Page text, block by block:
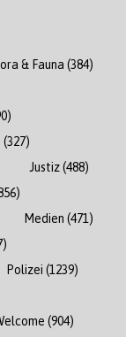
& Fauna (384)
(327)
Justiz(488)
Medien (471)
Polizei (1239)
(904)